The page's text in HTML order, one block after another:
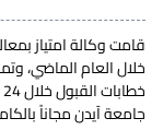
جامعة آيدن مجاناً